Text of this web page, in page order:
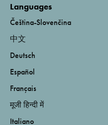
Languages
Čeština-Slovenčina
中文
Deutsch
Español
Français
मूजी हिन्दी में
Italiano